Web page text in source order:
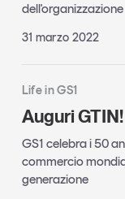
dell'organizzazione
31 marzo 2022
Life in GS1
Auguri GTIN!
GS1 celebra i 50
commercio
generazione